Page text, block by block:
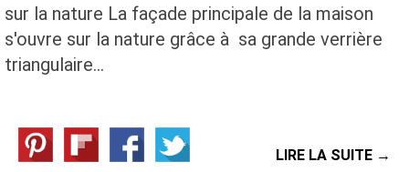
sur la nature La façade principale de la maison
s'ouvre sur la nature grâce à sa grande verrière
triangulaire…
LIRE LA SUITE →